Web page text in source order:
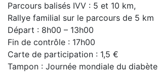
Parcours balisés IVV : 5 et 10 km,
Rallye familial sur le parcours de 5 km
Départ : 8h00 – 13h00
Fin de contrôle : 17h00
Carte de participation : 1,5 €
Tampon : Journée mondiale du diabète